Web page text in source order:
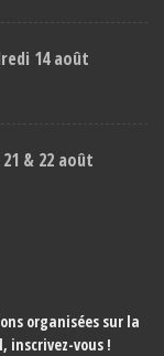
14 août
& 22 août
organisées sur la
inscrivez-vous !